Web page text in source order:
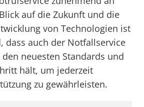
auf die Zukunft und die
von Technologien ist
dass auch der Notfallservice
neuesten Standards und
hält, um jederzeit
zu gewährleisten.